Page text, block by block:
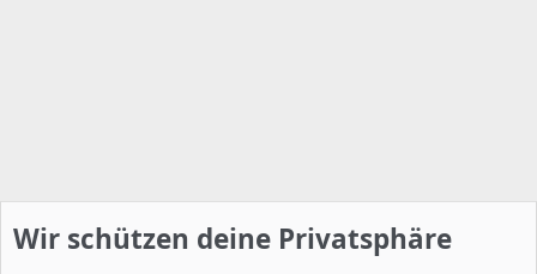
Wir schützen deine Privatsphäre